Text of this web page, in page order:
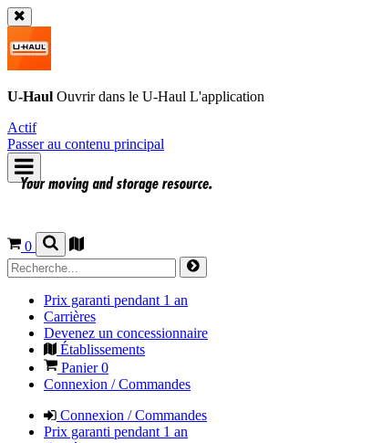
U-Haul Ouvrir dans le U-Haul L'application
Actif
Passer au contenu principal
0
Prix garanti pendant 1 an
Carrières
Devenez un concessionnaire
Établissements
Panier0
Connexion / Commandes
Connexion / Commandes
Prix garanti pendant 1 an